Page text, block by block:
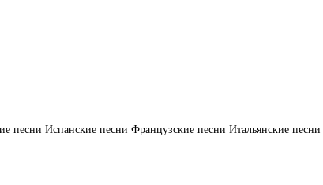
песни Испанские песни Французские песни Итальянские песни